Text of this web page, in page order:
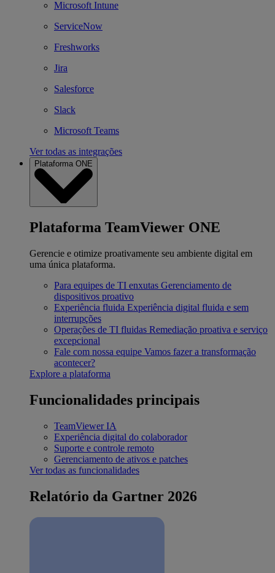
Microsoft Intune
ServiceNow
Freshworks
Jira
Salesforce
Slack
Microsoft Teams
Ver todas as integrações
Plataforma ONE
Plataforma TeamViewer ONE
Gerencie e otimize proativamente seu ambiente digital em
uma única plataforma.
Para equipes de TI enxutas Gerenciamento de
dispositivos proativo
Experiência fluida Experiência digital fluida e sem
interrupções
Operações de TI fluidas Remediação proativa e serviço
excepcional
Fale com nossa equipe Vamos fazer a transformação
acontecer?
Explore a plataforma
Funcionalidades principais
TeamViewer IA
Experiência digital do colaborador
Suporte e controle remoto
Gerenciamento de ativos e patches
Ver todas as funcionalidades
Relatório da Gartner 2026